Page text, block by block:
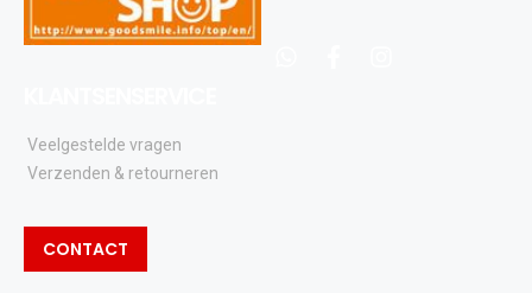
Veelgestelde vragen
Verzenden & retourneren
CONTACT